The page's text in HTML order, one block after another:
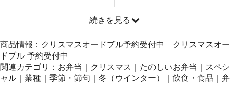
続きを見る
商品情報：クリスマスオードブル予約受付中 クリスマスオー
ドブル 予約受付中
関連カテゴリ：お弁当｜クリスマス｜たのしいお弁当｜スペシ
ャル｜業種｜季節・節句｜冬（ウインター）｜飲食・食品｜弁